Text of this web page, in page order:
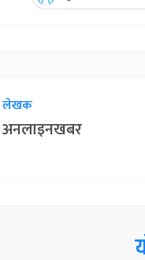
लेखक
अनलाइनखबर